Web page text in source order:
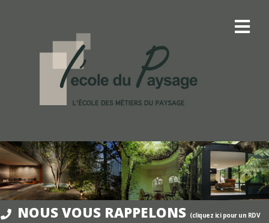
NOUS VOUS RAPPELONS (cliquez ici pour un RDV